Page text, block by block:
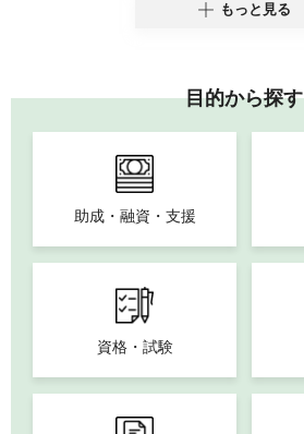
もっと見る
目的から探す
助成・融資・支援
資格・試験